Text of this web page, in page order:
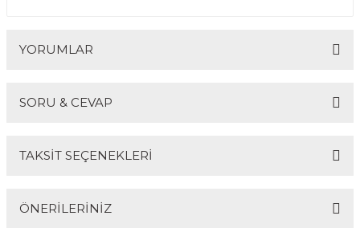
YORUMLAR
SORU & CEVAP
TAKSİT SEÇENEKLERİ
ÖNERİLERİNİZ